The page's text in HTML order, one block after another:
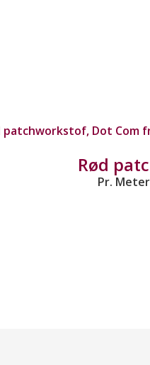
Rød
Pr.